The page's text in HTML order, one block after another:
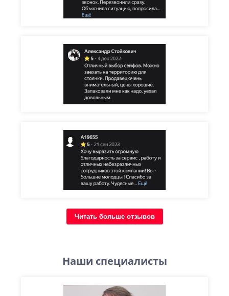
Читать больше отзывов
Наши специалисты